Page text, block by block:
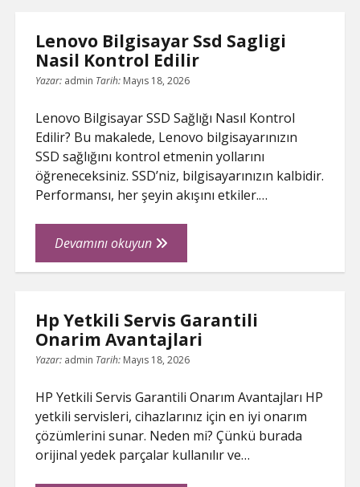
Hesabi
Acma
Lenovo Bilgisayar Ssd Sagligi
Nasil Kontrol Edilir
Yazar: admin Tarih: Mayıs 18, 2026
Lenovo Bilgisayar SSD Sağlığı Nasıl Kontrol
Edilir? Bu makalede, Lenovo bilgisayarınızın
SSD sağlığını kontrol etmenin yollarını
öğreneceksiniz. SSD’niz, bilgisayarınızın kalbidir.
Performansı, her şeyin akışını etkiler.…
Devamını okuyunLenovo
Bilgisayar
Nasil
Kontrol
Edilir
Hp Yetkili Servis Garantili
Onarim Avantajlari
Yazar: admin Tarih: Mayıs 18, 2026
HP Yetkili Servis Garantili Onarım Avantajları HP
yetkili servisleri, cihazlarınız için en iyi onarım
çözümlerini sunar. Neden mi? Çünkü burada
orijinal yedek parçalar kullanılır ve…